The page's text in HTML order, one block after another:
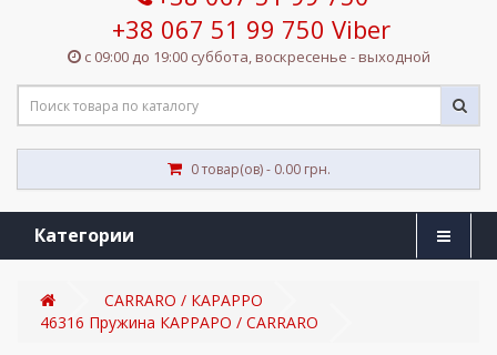
+38 067 51 99 750 Viber
с 09:00 до 19:00 суббота, воскресенье - выходной
0 товар(ов) - 0.00 грн.
Категории
CARRARO / КАРАРРО
46316 Пружина КАРРАРО / CARRARO